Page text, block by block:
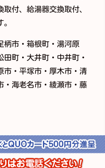
付、給湯器交換取付、
柄市・箱根町・湯河原
町・大井町・中井町・
市・平塚市・厚木市・清
・海老名市・綾瀬市・藤